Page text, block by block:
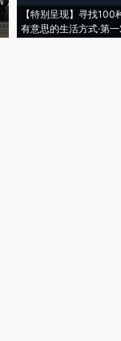
【特别呈现】寻找100
有意思的生活方式·第